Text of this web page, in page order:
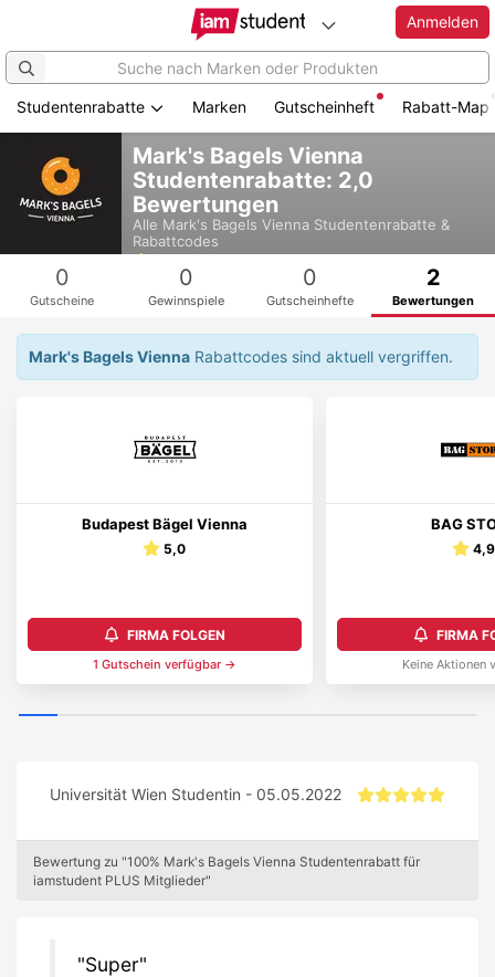
Hauptinhalt
springen
Anmelden
Studentenrabatte Marken Gutscheinheft Rabatt-Map
Mark's Bagels Vienna
Studentenrabatte: 2,0
Bewertungen
Alle Mark's Bagels Vienna Studentenrabatte &
Rabattcodes
0
Gutscheine
0
Gewinnspiele
0
Gutscheinhefte
2
Bewertungen
Mark's Bagels Vienna Rabattcodes sind aktuell vergriffen.
Budapest Bägel Vienna
5,0
FIRMA FOLGEN
1 Gutschein verfügbar →
BAG
4,9
FIRMA
Keine Aktionen
Universität Wien Studentin - 05.05.2022
Bewertung zu "100% Mark's Bagels Vienna Studentenrabatt für
iamstudent PLUS Mitglieder"
Super